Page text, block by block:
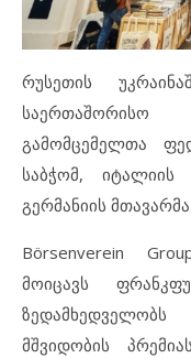
რუსეთის
საერთაშორისო
გამომცემელთა
საბჭომ, იტალიის
გერმანიის
Börsenverein
მოიცავს
მშვიდობის